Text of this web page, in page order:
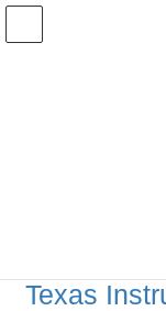
コ
ナ
Texas